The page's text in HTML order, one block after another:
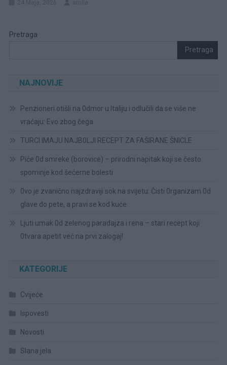
Pretraga
Pretraga
NAJNOVIJE
Penzioneri otišli na 0dmor u Italiju i odlučili da se više ne
vraćaju: Evo zbog čega
TURCI IMAJU NAJB0LJI RECEPT ZA FAŠIRANE ŠNICLE
Piće 0d smreke (borovice) – prirodni napitak koji se često
spominje kod šećerne bolesti
0vo je zvanično najzdraviji sok na svijetu: Čisti 0rganizam 0d
glave do pete, a pravi se kod kuće
Ljuti umak 0d zelenog paradajza i rena – stari recept koji
0tvara apetit već na prvi zalogaj!
KATEGORIJE
Cvijeće
Ispovesti
Novosti
Slana jela